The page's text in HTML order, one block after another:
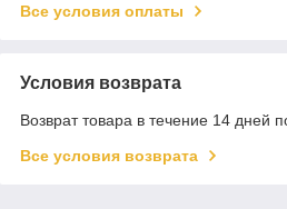
Все условия оплаты
Условия возврата
Возврат товара в течение 14 дней
Все условия возврата